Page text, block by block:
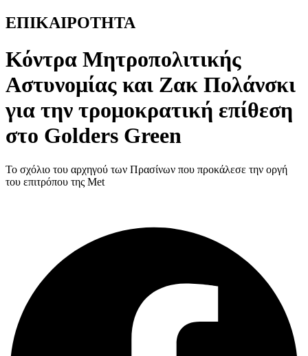
ΕΠΙΚΑΙΡΟΤΗΤΑ
Κόντρα Μητροπολιτικής
Αστυνομίας και Ζακ Πολάνσκι
για την τρομοκρατική επίθεση
στο Golders Green
Το σχόλιο του αρχηγού των Πρασίνων που προκάλεσε την οργή
του επιτρόπου της Met